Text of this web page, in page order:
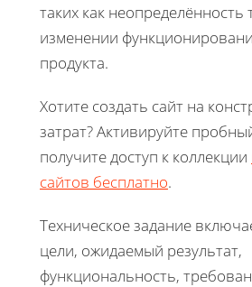
таких как
изменении
продукта.
Хотите создать сайт на
затрат? Активируйте
получите доступ к коллекции
сайтов бесплатно.
Техническое задание
цели, ожидаемый результат,
функциональность,